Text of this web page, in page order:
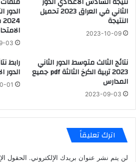
الثاني في العراق 2023 تحميل
النتيجة
2023-10-09
03
نتائج الثالث متوسط الدور الثاني
2023 تربية الكرخ الثالثة pdf جميع
المدارس
2023-09-03
الدور
01
اترك تعليقاً
لن يتم نشر عنوان بريدك الإلكتروني. الحقول